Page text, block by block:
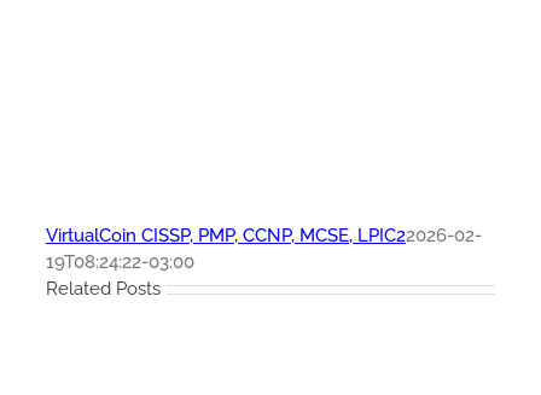
VirtualCoin CISSP, PMP, CCNP, MCSE, LPIC22026-02-
19T08:24:22-03:00
Related Posts